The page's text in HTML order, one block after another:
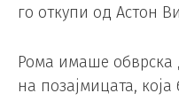
го откупи од Астон
Рома имаше обврска
на позајмицата,